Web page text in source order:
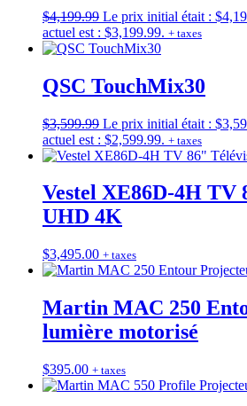
$4,199.99 Le prix initial était :
actuel est : $3,199.99. + taxes
QSC TouchMix30
$3,599.99 Le prix initial était :
actuel est : $2,599.99. + taxes
Vestel XE86D-4H TV
UHD 4K
$3,495.00 + taxes
Martin MAC 250
lumière motorisé
$395.00 + taxes